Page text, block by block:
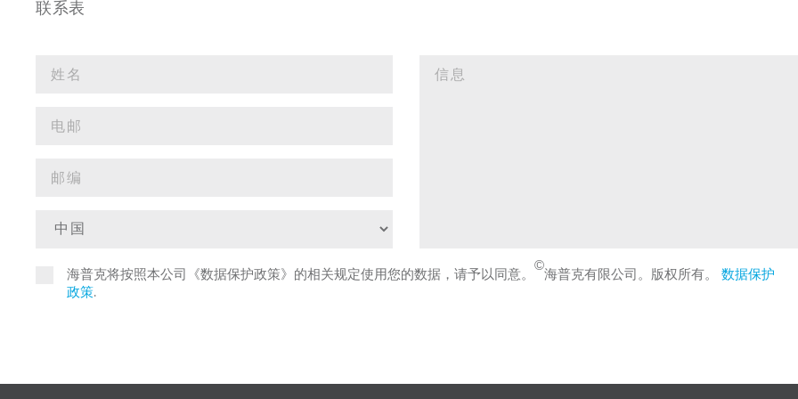
联系表
海普克将按照本公司《数据保护政策》的相关规定使用您的数据，请予以同意。
©
海普克有限公司。版权所有。 数据保护
政策.